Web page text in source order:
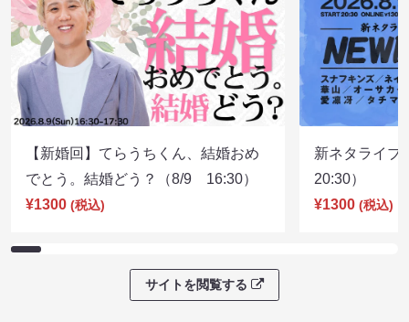
【新婚回】てらうちくん、結婚おめ
でとう。結婚どう？（8/9 16:30）
¥1300 (税込)
新ネタライ
20:30）
¥1300 (税込)
サイトを閲覧する